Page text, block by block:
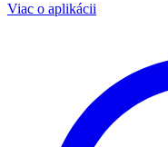
Viac o aplikácii